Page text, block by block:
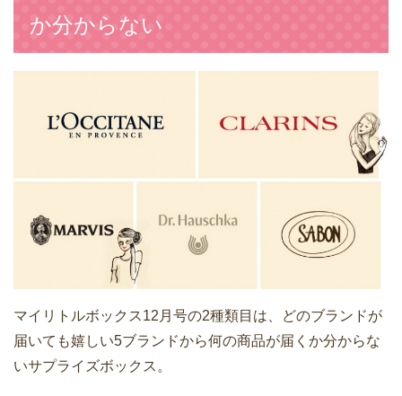
か分からない
マイリトルボックス12月号の2種類目は、どのブランドが
届いても嬉しい5ブランドから何の商品が届くか分からな
いサプライズボックス。